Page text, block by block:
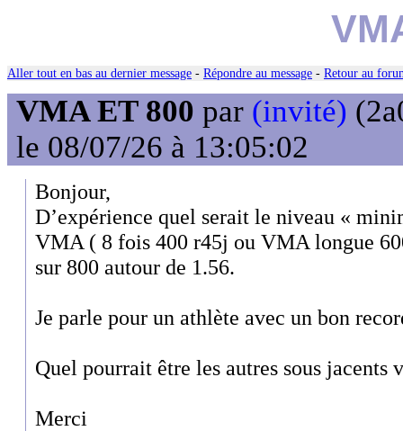
Aller tout en bas au dernier message - Répondre au message - Retour au
VMA ET 800 par (invité)
le 08/07/26 à 13:05:02
Bonjour,
D’expérience quel serait le niveau «
VMA ( 8 fois 400 r45j ou VMA longue
sur 800 autour de 1.56.
Je parle pour un athlète avec un bon
Quel pourrait être les autres sous jacents
Merci